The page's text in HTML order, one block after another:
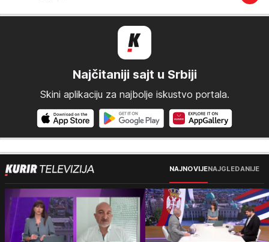
Najčitaniji sajt u Srbiji
Skini aplikaciju za najbolje iskustvo portala.
NAJNOVIJENAJGLEDANIJE